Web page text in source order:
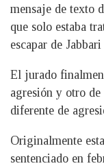
mensaje de texto
que solo estaba
escapar de
El jurado
agresión y otro
diferente de
Originalmente
sentenciado en